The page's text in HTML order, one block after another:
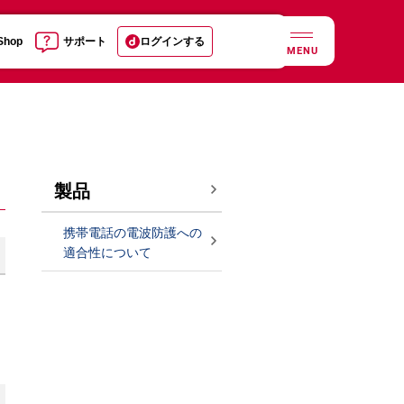
サポート ログインする
MENU
製品
携帯電話の電波防護への
適合性について